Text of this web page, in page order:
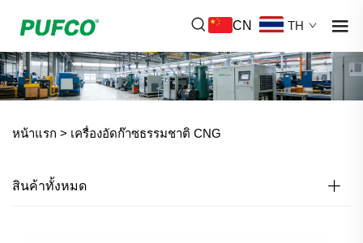
CN TH
หน้าแรก > เครื่องอัดก๊าซธรรมชาติ CNG
สินค้าทั้งหมด